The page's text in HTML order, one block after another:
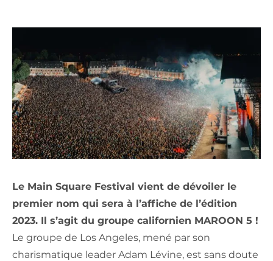
Le Main Square Festival vient de dévoiler le
premier nom qui sera à l’affiche de l’édition
2023. Il s’agit du groupe californien MAROON 5 !
Le groupe de Los Angeles, mené par son
charismatique leader Adam Lévine, est sans doute